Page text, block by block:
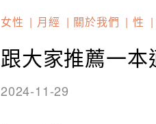
女性 月經 關於我們 性
跟大家推薦一本
2024-11-29